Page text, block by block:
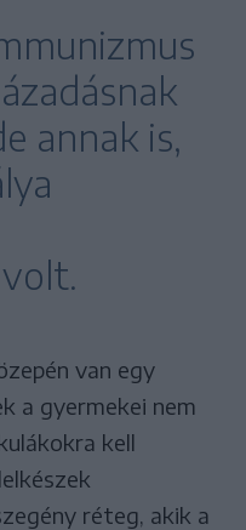
annak is,
van egy
a gyermekei nem
kell
réteg, akik a